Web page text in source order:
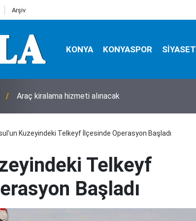
Arşiv
KONYA KONYASPOR SİYASET
Araç kiralama hizmeti alınacak
Kuzeyindeki Telkeyf İlçesinde Operasyon Başladı
Telkeyf
Başladı